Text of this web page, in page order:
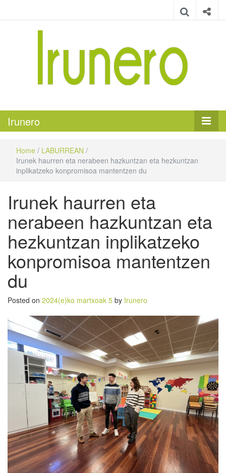
Irunero
Home / LABURREAN /
Irunek haurren eta nerabeen hazkuntzan eta hezkuntzan
inplikatzeko konpromisoa mantentzen du
Irunek haurren eta
nerabeen hazkuntzan eta
hezkuntzan inplikatzeko
konpromisoa mantentzen
du
Posted on 2024(e)ko martxoak 5 by Irunero